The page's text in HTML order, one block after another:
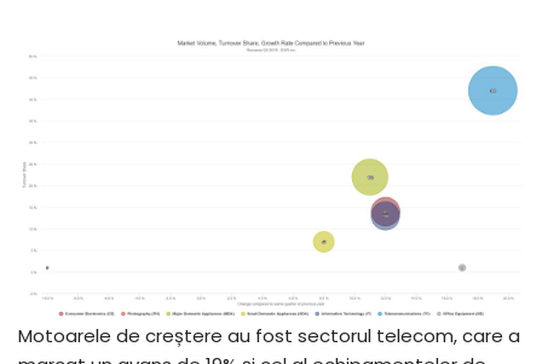
Motoarele de creștere au fost sectorul telecom, care a